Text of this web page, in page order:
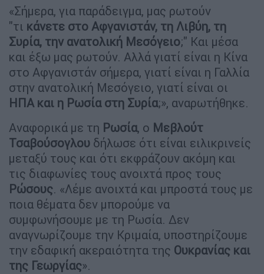
«Σήμερα, για παράδειγμα, μας ρωτούν
"τι κάνετε στο Αφγανιστάν, τη Λιβύη, τη
Συρία, την ανατολική Μεσόγειο;" Και μέσα
και έξω μας ρωτούν. Αλλά γιατί είναι η Κίνα
στο Αφγανιστάν σήμερα, γιατί είναι η Γαλλία
στην ανατολική Μεσόγειο, γιατί είναι οι
ΗΠΑ και η Ρωσία στη Συρία;», αναρωτήθηκε.
Αναφορικά με τη Ρωσία, ο Μεβλούτ
Τσαβούσογλου δήλωσε ότι είναι ειλικρινείς
μεταξύ τους και ότι εκφράζουν ακόμη και
τις διαφωνίες τους ανοιχτά προς τους
Ρώσους. «Λέμε ανοιχτά και μπροστά τους με
ποια θέματα δεν μπορούμε να
συμφωνήσουμε με τη Ρωσία. Δεν
αναγνωρίζουμε την Κριμαία, υποστηρίζουμε
την εδαφική ακεραιότητα της Ουκρανίας και
της Γεωργίας».